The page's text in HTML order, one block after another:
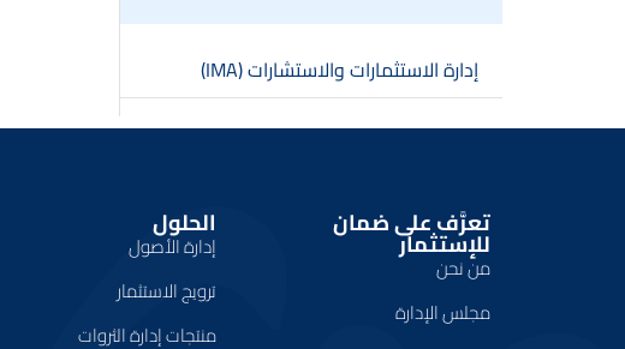
إدارة الاستثمارات والاستشارات (IMA)
تعرَّف على ضمان
للإستثمار
من نحن
مجلس الإدارة
الحلول
إدارة الأصول
ترويج الاستثمار
منتجات إدارة الثروات